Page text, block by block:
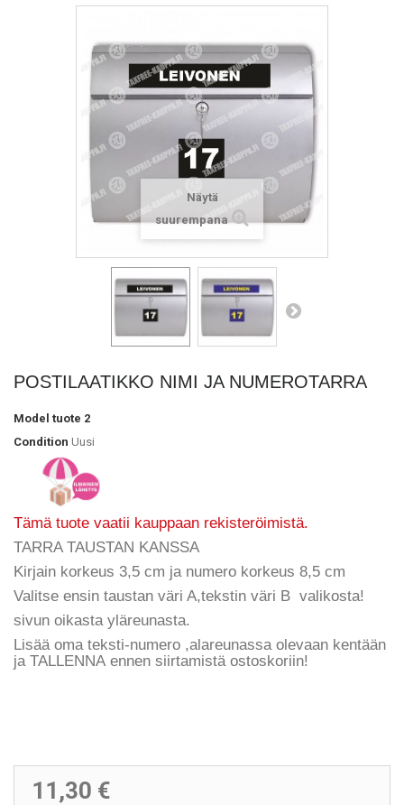
Näytä
suurempana
POSTILAATIKKO NIMI JA NUMEROTARRA
Model tuote 2
Condition Uusi
Tämä tuote vaatii kauppaan rekisteröimistä.
TARRA TAUSTAN KANSSA
Kirjain korkeus 3,5 cm ja numero korkeus 8,5 cm
Valitse ensin taustan väri A,tekstin väri B valikosta!
sivun oikasta yläreunasta.
Lisää oma teksti-numero ,alareunassa olevaan kentään
ja TALLENNA ennen siirtamistä ostoskoriin!
11,30 €